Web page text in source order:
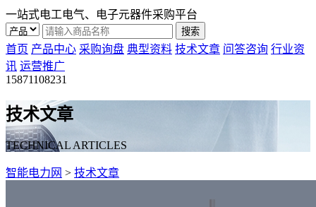
一站式电工电气、电子元器件采购平台
首页 产品中心 采购询盘 典型资料 技术文章 问答咨询 行业资
讯 运营推广
15871108231
技术文章
TECHNICAL ARTICLES
智能电力网 > 技术文章